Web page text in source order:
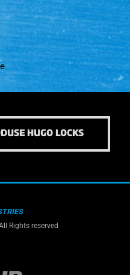
HUGO LOCKS
Rights reserved